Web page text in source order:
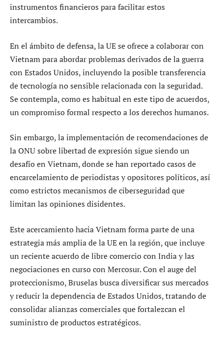
instrumentos financieros para facilitar estos
intercambios.
En el ámbito de defensa, la UE se ofrece a colaborar con
Vietnam para abordar problemas derivados de la guerra
con Estados Unidos, incluyendo la posible transferencia
de tecnología no sensible relacionada con la seguridad.
Se contempla, como es habitual en este tipo de acuerdos,
un compromiso formal respecto a los derechos humanos.
Sin embargo, la implementación de recomendaciones de
la ONU sobre libertad de expresión sigue siendo un
desafío en Vietnam, donde se han reportado casos de
encarcelamiento de periodistas y opositores políticos, así
como estrictos mecanismos de ciberseguridad que
limitan las opiniones disidentes.
Este acercamiento hacia Vietnam forma parte de una
estrategia más amplia de la UE en la región, que incluye
un reciente acuerdo de libre comercio con India y las
negociaciones en curso con Mercosur. Con el auge del
proteccionismo, Bruselas busca diversificar sus mercados
y reducir la dependencia de Estados Unidos, tratando de
consolidar alianzas comerciales que fortalezcan el
suministro de productos estratégicos.